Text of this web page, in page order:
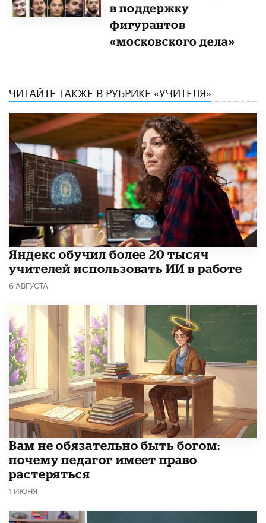
в поддержку
фигурантов
«московского дела»
ЧИТАЙТЕ ТАКЖЕ В РУБРИКЕ «УЧИТЕЛЯ»
​Яндекс обучил более 20 тысяч
учителей использовать ИИ в работе
6 АВГУСТА
​Вам не обязательно быть богом:
почему педагог имеет право
растеряться
1 ИЮНЯ